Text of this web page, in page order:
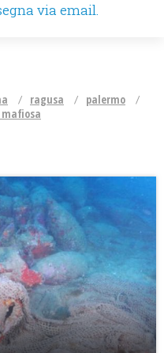
via email.
ragusa
palermo
mafiosa